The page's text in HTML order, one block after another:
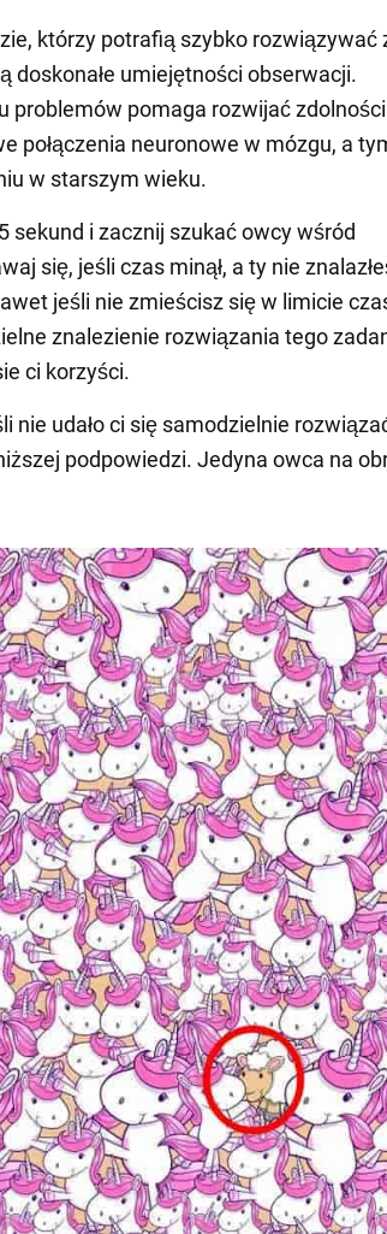
którzy potrafią szybko rozwiązywać
doskonałe umiejętności obserwacji.
problemów pomaga rozwijać zdolności
połączenia neuronowe w mózgu, a
w starszym wieku.
sekund i zacznij szukać owcy wśród
się, jeśli czas minął, a ty nie
jeśli nie zmieścisz się w limicie
znalezienie rozwiązania tego
ci korzyści.
nie udało ci się samodzielnie
podpowiedzi. Jedyna owca na